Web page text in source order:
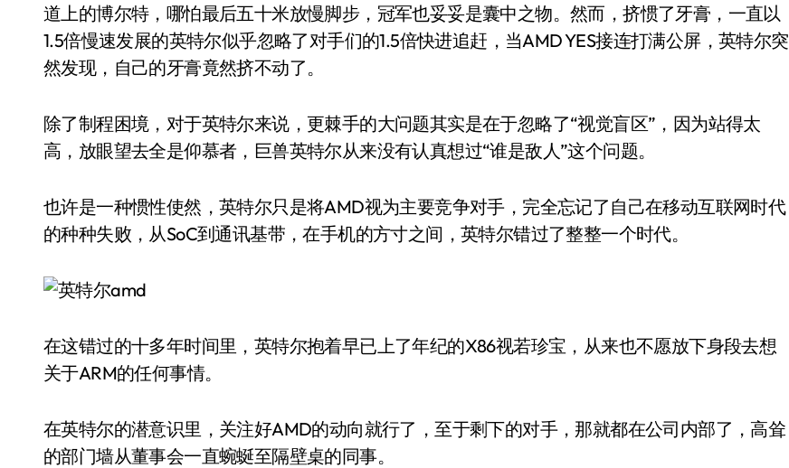
道上的博尔特，哪怕最后五十米放慢脚步，冠军也妥妥是囊中之物。然而，挤惯了牙膏，一直以
1.5倍慢速发展的英特尔似乎忽略了对手们的1.5倍快进追赶，当AMD YES接连打满公屏，英特尔突
然发现，自己的牙膏竟然挤不动了。
除了制程困境，对于英特尔来说，更棘手的大问题其实是在于忽略了“视觉盲区”，因为站得太
高，放眼望去全是仰慕者，巨兽英特尔从来没有认真想过“谁是敌人”这个问题。
也许是一种惯性使然，英特尔只是将AMD视为主要竞争对手，完全忘记了自己在移动互联网时代
的种种失败，从SoC到通讯基带，在手机的方寸之间，英特尔错过了整整一个时代。
在这错过的十多年时间里，英特尔抱着早已上了年纪的X86视若珍宝，从来也不愿放下身段去想
关于ARM的任何事情。
在英特尔的潜意识里，关注好AMD的动向就行了，至于剩下的对手，那就都在公司内部了，高耸
的部门墙从董事会一直蜿蜒至隔壁桌的同事。